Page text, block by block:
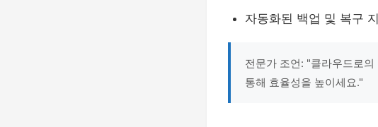
자동화된 백업 및 복구
전문가 조언: "클라우드로
통해 효율성을 높이세요."